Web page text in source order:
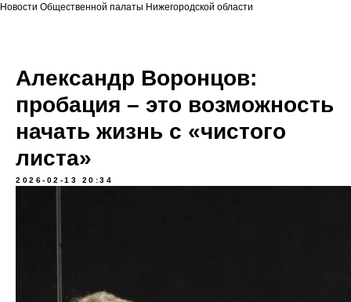
Новости Общественной палаты Нижегородской области
Александр Воронцов:
пробация – это возможность
начать жизнь с «чистого
листа»
2026-02-13 20:34